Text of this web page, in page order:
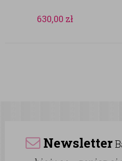
630,00 zł
Newsletter